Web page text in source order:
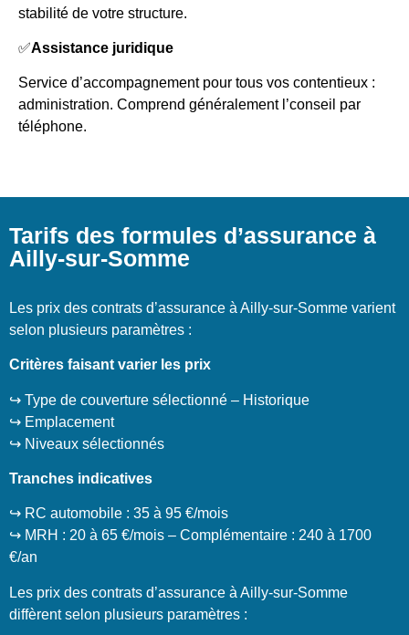
stabilité de votre structure.
✅Assistance juridique
Service d’accompagnement pour tous vos contentieux :
administration. Comprend généralement l’conseil par
téléphone.
Tarifs des formules d’assurance à
Ailly-sur-Somme
Les prix des contrats d’assurance à Ailly-sur-Somme varient
selon plusieurs paramètres :
Critères faisant varier les prix
↪️ Type de couverture sélectionné – Historique
↪️ Emplacement
↪️ Niveaux sélectionnés
Tranches indicatives
↪️ RC automobile : 35 à 95 €/mois
↪️ MRH : 20 à 65 €/mois – Complémentaire : 240 à 1700
€/an
Les prix des contrats d’assurance à Ailly-sur-Somme
diffèrent selon plusieurs paramètres :